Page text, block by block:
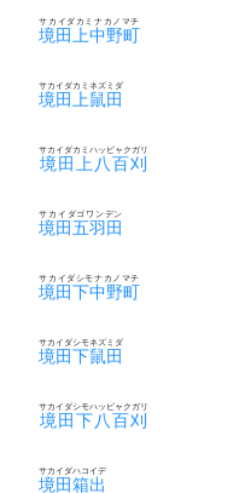
境田上中野町
サカイダカミナカノマチ
境田上鼠田
サカイダカミネズミダ
境田上八百刈
サカイダカミハッピャクガリ
境田五羽田
サカイダゴワンデン
境田下中野町
サカイダシモナカノマチ
境田下鼠田
サカイダシモネズミダ
境田下八百刈
サカイダシモハッピャクガリ
境田箱出
サカイダハコイデ